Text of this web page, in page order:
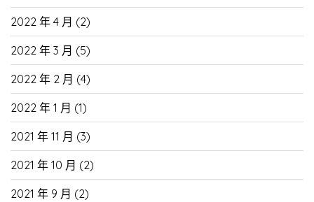
2022 年 4 月 (2)
2022 年 3 月 (5)
2022 年 2 月 (4)
2022 年 1 月 (1)
2021 年 11 月 (3)
2021 年 10 月 (2)
2021 年 9 月 (2)